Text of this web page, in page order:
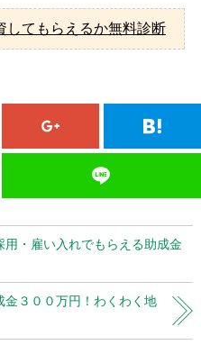
してもらえるか無料診断
・雇い入れでもらえる助成金
３００万円！わくわく地